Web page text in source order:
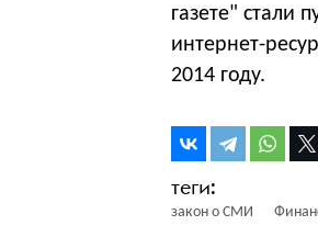
газете" стали
интернет-
2014 году.
закон о СМИ